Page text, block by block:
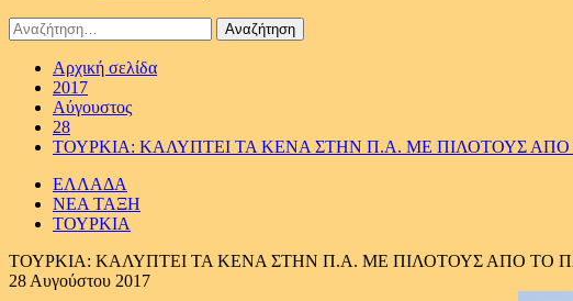
Αναζήτηση
για:
Αρχική σελίδα
2017
Αύγουστος
28
ΤΟΥΡΚΙΑ: ΚΑΛΥΠΤΕΙ ΤΑ ΚΕΝΑ ΣΤΗΝ Π.Α. ΜΕ ΠΙΛΟΤΟΥΣ
ΕΛΛΑΔΑ
ΝΕΑ ΤΑΞΗ
ΤΟΥΡΚΙΑ
ΤΟΥΡΚΙΑ: ΚΑΛΥΠΤΕΙ ΤΑ ΚΕΝΑ ΣΤΗΝ Π.Α. ΜΕ ΠΙΛΟΤΟΥΣ ΑΠΟ ΤΟ
28 Αυγούστου 2017